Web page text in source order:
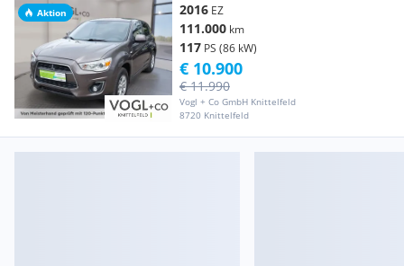
Aktion 2016 EZ
111.000 km
117 PS (86 kW)
Vogl + Co GmbH Knittelfeld
8720 Knittelfeld
€ 11.990
€ 10.900